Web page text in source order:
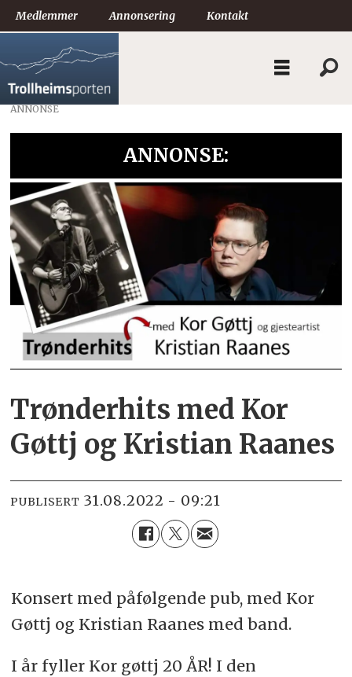
Medlemmer Annonsering Kontakt
ANNONSE
ANNONSE:
Trønderhits med Kor
Gøttj og Kristian Raanes
PUBLISERT 31.08.2022 - 09:21
Konsert med påfølgende pub, med Kor
Gøttj og Kristian Raanes med band.
I år fyller Kor gøttj 20 ÅR! I den